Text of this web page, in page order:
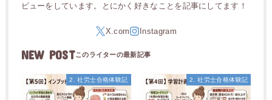
ビューをしています。とにかく好きなことを記事にしてます！
NEW POST
2. 社労士合格体験記 2. 社労士合格体験記